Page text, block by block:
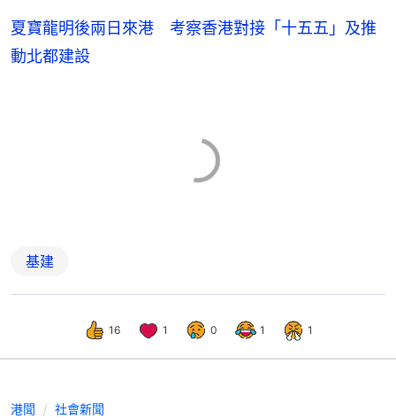
夏寶龍明後兩日來港 考察香港對接「十五五」及推
動北都建設
基建
16 1 0 1 1
港聞 社會新聞